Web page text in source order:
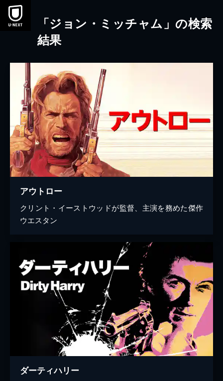
本文へスキップ
「ジョン・ミッチャム」の検索
結果
アウトロー
クリント・イーストウッドが監督、主演を務めた傑作
ウエスタン
ダーティハリー